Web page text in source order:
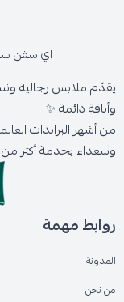
اي سفن
يقدّم ملابس رجالية
وأناقة دائمة ✨
من أشهر البراندات
وسعداء بخدمة أكثر من 300,000 عميل حول المملكة.
روابط مهمة
المدونة
من نحن